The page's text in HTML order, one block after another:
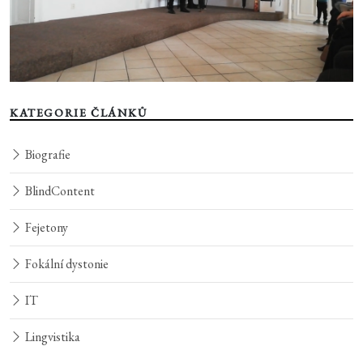
KATEGORIE ČLÁNKŮ
Biografie
BlindContent
Fejetony
Fokální dystonie
IT
Lingvistika